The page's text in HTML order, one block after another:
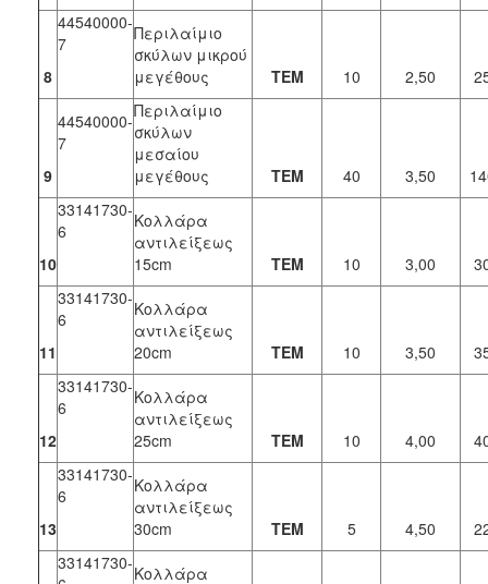
8
44540000-
7
Περιλαίμιο
σκύλων μικρού
μεγέθους
ΤΕΜ 10 2,50
9
44540000-
7
Περιλαίμιο
σκύλων
μεσαίου
μεγέθους
ΤΕΜ 40 3,50
10
33141730-
6
Κολλάρα
αντιλείξεως
15cm
ΤΕΜ 10 3,00
11
33141730-
6
Κολλάρα
αντιλείξεως
20cm
ΤΕΜ 10 3,50
12
33141730-
6
Κολλάρα
αντιλείξεως
25cm
ΤΕΜ 10 4,00
13
33141730-
6
Κολλάρα
αντιλείξεως
30cm
ΤΕΜ 5 4,50
33141730-Κολλάρα